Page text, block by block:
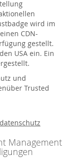
wird im
CDN-
gestellt.
USA ein. Ein
und
Trusted
Management